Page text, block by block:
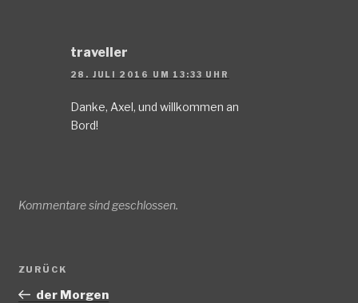
traveller
28. JULI 2016 UM 13:33 UHR
Danke, Axel, und willkommen an
Bord!
Kommentare sind geschlossen.
Beitragsnavigation
Vorheriger
Beitrag
ZURÜCK
der Morgen